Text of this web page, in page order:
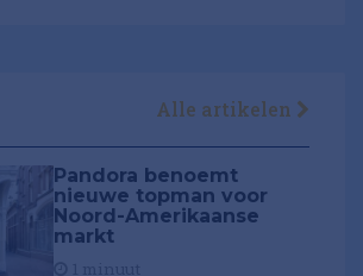
Alle artikelen
Pandora benoemt
nieuwe topman voor
Noord-Amerikaanse
markt